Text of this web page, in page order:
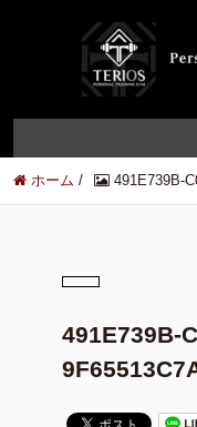
ホーム / 491E739B-
491E739B-